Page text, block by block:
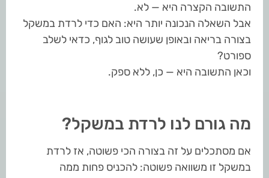
התשובה הקצרה היא — לא.
אבל השאלה הנכונה יותר היא: האם כדי לרדת במשקל
בצורה בריאה ובאופן שעושה טוב לגוף, כדאי לשלב
ספורט?
וכאן התשובה היא — כן, ללא ספק.
מה גורם לנו לרדת במשקל?
אם מסתכלים על זה בצורה הכי פשוטה, אז לרדת
במשקל זו משוואה פשוטה: להכניס פחות ממה